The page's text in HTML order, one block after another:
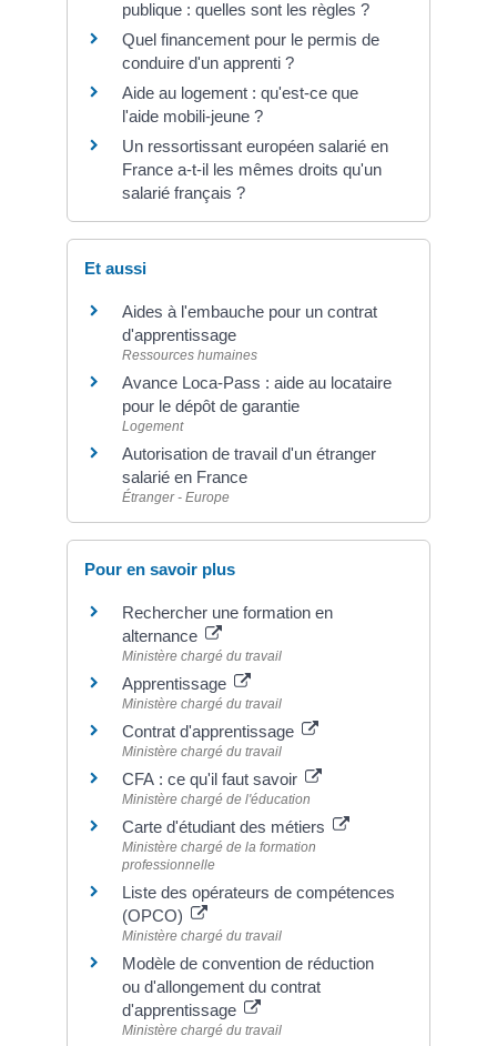
publique : quelles sont les règles ?
Quel financement pour le permis de
conduire d'un apprenti ?
Aide au logement : qu'est-ce que
l'aide mobili-jeune ?
Un ressortissant européen salarié en
France a-t-il les mêmes droits qu'un
salarié français ?
Et aussi
Aides à l'embauche pour un contrat
d'apprentissage
Ressources humaines
Avance Loca-Pass : aide au locataire
pour le dépôt de garantie
Logement
Autorisation de travail d'un étranger
salarié en France
Étranger - Europe
Pour en savoir plus
Rechercher une formation en
alternance
Ministère chargé du travail
Apprentissage
Ministère chargé du travail
Contrat d'apprentissage
Ministère chargé du travail
CFA : ce qu'il faut savoir
Ministère chargé de l'éducation
Carte d'étudiant des métiers
Ministère chargé de la formation
professionnelle
Liste des opérateurs de compétences
(OPCO)
Ministère chargé du travail
Modèle de convention de réduction
ou d'allongement du contrat
d'apprentissage
Ministère chargé du travail